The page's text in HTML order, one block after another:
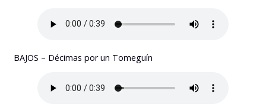
BAJOS – Décimas por un Tomeguín